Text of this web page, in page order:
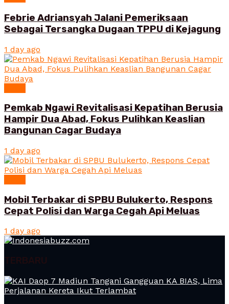
Febrie Adriansyah Jalani Pemeriksaan
Sebagai Tersangka Dugaan TPPU di Kejagung
1 day ago
Pemkab Ngawi Revitalisasi Kepatihan Berusia
Hampir Dua Abad, Fokus Pulihkan Keaslian
Bangunan Cagar Budaya
1 day ago
Mobil Terbakar di SPBU Bulukerto, Respons
Cepat Polisi dan Warga Cegah Api Meluas
1 day ago
TERBARU